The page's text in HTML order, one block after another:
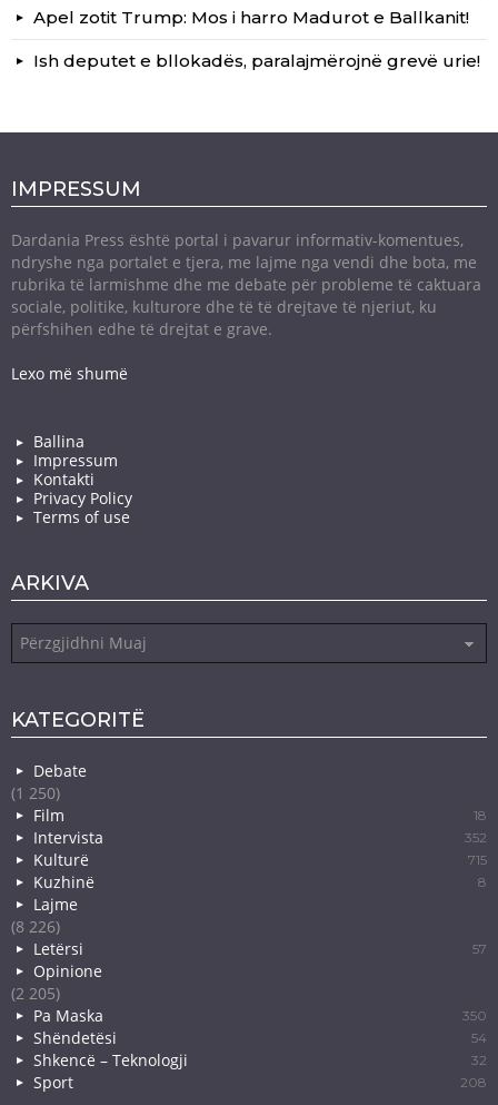
Apel zotit Trump: Mos i harro Madurot e Ballkanit!
Ish deputet e bllokadës, paralajmërojnë grevë urie!
IMPRESSUM
Dardania Press është portal i pavarur informativ-komentues,
ndryshe nga portalet e tjera, me lajme nga vendi dhe bota, me
rubrika të larmishme dhe me debate për probleme të caktuara
sociale, politike, kulturore dhe të të drejtave të njeriut, ku
përfshihen edhe të drejtat e grave.
Lexo më shumë
Ballina
Impressum
Kontakti
Privacy Policy
Terms of use
ARKIVA
KATEGORITË
Debate
(1 250)
Film
18
Intervista 352
Kulturë 715
Kuzhinë 8
Lajme
(8 226)
Letërsi
57
Opinione
(2 205)
Pa Maska
350
Shëndetësi 54
Shkencë – Teknologji 32
Sport 208